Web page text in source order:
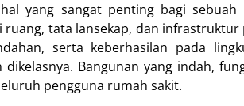
yang sangat penting bagi
tata lansekap, dan
serta keberhasilan pada
Bangunan yang indah,
pengguna rumah sakit.